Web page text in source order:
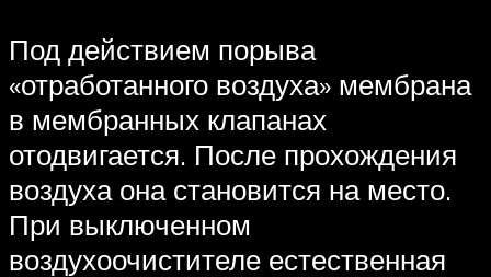
Под действием порыва
«отработанного воздуха» мембрана
в мембранных клапанах
отодвигается. После прохождения
воздуха она становится на место.
При выключенном
воздухоочистителе естественная